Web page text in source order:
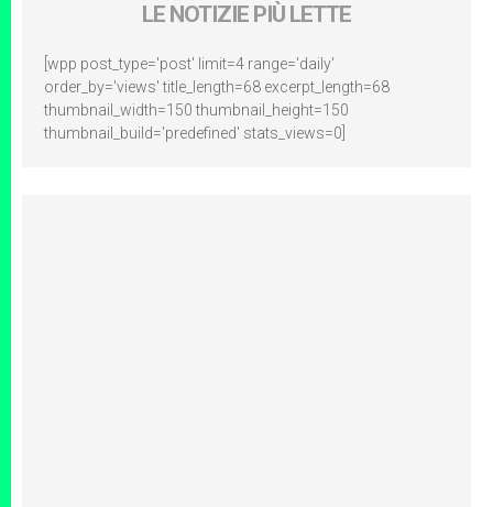
LE NOTIZIE PIÙ LETTE
[wpp post_type='post' limit=4 range='daily'
order_by='views' title_length=68 excerpt_length=68
thumbnail_width=150 thumbnail_height=150
thumbnail_build='predefined' stats_views=0]